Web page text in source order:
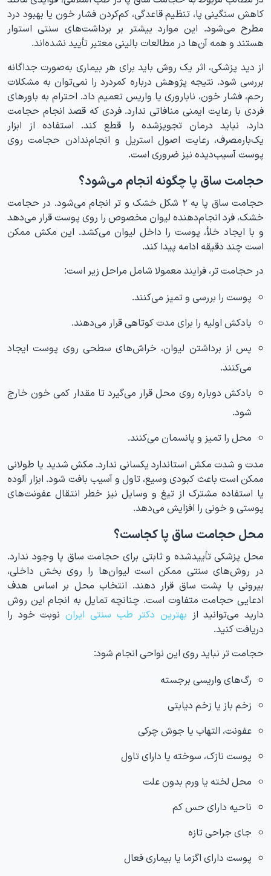
کاهش سنگینی پا، تنظیم قاعدگی، کم‌کردن فشار خون یا بهبود درد
مطرح می‌شود. این موارد بیشتر بر برداشت‌های سنتی استوار
هستند و همه آن‌ها در مطالعات بالینی معتبر تأیید نشده‌اند.
از دید پزشکی، اثر یک روش باید برای هر بیماری به‌صورت جداگانه
بررسی شود. نتیجه پژوهش درباره کمردرد را نمی‌توان به مشکلات
رحم، فشار خون، ناباروری یا واریس تعمیم داد. احترام به باورهای
فردی با رعایت ایمنی منافاتی ندارد. فردی که قصد انجام حجامت
دارد، نباید درمان تجویزشده را قطع کند. استفاده از ابزار
یک‌بارمصرف، رعایت اصول استریل و انجام‌ندادن حجامت روی
پوست آسیب‌دیده نیز ضروری است.
حجامت ساق پا چگونه انجام می‌شود؟
حجامت ساق پا به ۲ شکل خشک و تر انجام می‌شود. در حجامت
خشک، فرد انجام‌دهنده لیوان مخصوص را روی پوست قرار می‌دهد
و با ایجاد خلأ، پوست را داخل لیوان می‌کشد. این مکش ممکن
است چند دقیقه ادامه پیدا کند.
در حجامت تر، فرایند معمولا شامل مراحل زیر است:
پوست را بررسی و تمیز می‌کنند.
بادکش اولیه را برای مدت کوتاهی قرار می‌دهند.
پس از برداشتن لیوان، خراش‌های سطحی روی پوست ایجاد
می‌کنند.
بادکش دوباره روی محل قرار می‌گیرد تا مقدار کمی خون خارج
شود.
محل را تمیز و پانسمان می‌کنند.
مدت و شدت مکش استاندارد یکسانی ندارد. مکش شدید یا طولانی
ممکن است باعث کبودی وسیع، تاول و آسیب بافت شود. ابزار آلوده
یا استفاده مشترک از تیغ و وسایل نیز خطر انتقال عفونت‌های
پوستی و خونی را افزایش می‌دهد.
محل حجامت ساق پا کجاست؟
محل پزشکی تأییدشده و ثابتی برای حجامت ساق پا وجود ندارد.
در روش‌های سنتی ممکن است لیوان‌ها را روی بخش داخلی،
بیرونی یا پشت ساق قرار دهند. انتخاب محل بر اساس هدف
ادعایی حجامت متفاوت است. چنانچه تمایل به انجام این روش
دارید می‌توانید از بهترین دکتر طب سنتی ایراننوبت خود را
دریافت کنید.
حجامت تر نباید روی این نواحی انجام شود:
رگ‌های واریسی برجسته
زخم باز یا زخم دیابتی
عفونت، التهاب یا جوش چرکی
پوست نازک، سوخته یا دارای تاول
محل لخته یا ورم بدون علت
ناحیه دارای حس کم
جای جراحی تازه
پوست دارای اگزما یا بیماری فعال